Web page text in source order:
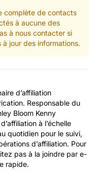
complète de contacts
à aucune des
à nous contacter si
jour des informations.
d’affiliation
Responsable du
Bloom Kenny
à l’échelle
quotidien pour le suivi,
d’affiliation. Pour
pas à la joindre par e-
rapide.